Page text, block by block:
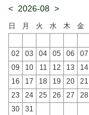
< 2026-08 >
日 月 火 水 木 金
02
03 04 05 06 07
09
10 11 12 13 14
16
17 18 19 20 21
23
24 25 26 27 28
30
31